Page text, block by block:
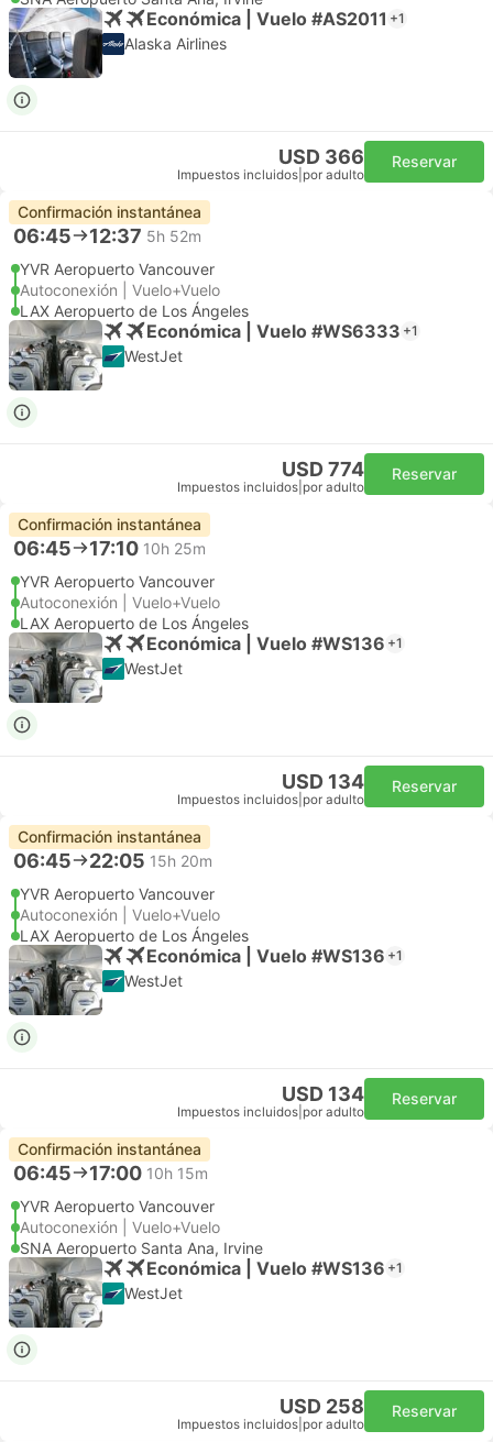
Económica | Vuelo #AS2011 +1
Alaska Airlines
USD 366
Impuestos incluidos por adulto
Reservar
Confirmación instantánea
06:45 12:37 5h 52m
YVR Aeropuerto Vancouver
Autoconexión | Vuelo+Vuelo
LAX Aeropuerto de Los Ángeles
Económica | Vuelo #WS6333 +1
WestJet
USD 774
Impuestos incluidos por adulto
Reservar
Confirmación instantánea
06:45 17:10 10h 25m
YVR Aeropuerto Vancouver
Autoconexión | Vuelo+Vuelo
LAX Aeropuerto de Los Ángeles
Económica | Vuelo #WS136 +1
WestJet
USD 134
Impuestos incluidos por adulto
Reservar
Confirmación instantánea
06:45 22:05 15h 20m
YVR Aeropuerto Vancouver
Autoconexión | Vuelo+Vuelo
LAX Aeropuerto de Los Ángeles
Económica | Vuelo #WS136 +1
WestJet
USD 134
Impuestos incluidos por adulto
Reservar
Confirmación instantánea
06:45 17:00 10h 15m
YVR Aeropuerto Vancouver
Autoconexión | Vuelo+Vuelo
SNA Aeropuerto Santa Ana, Irvine
Económica | Vuelo #WS136 +1
WestJet
USD 258
Impuestos incluidos por adulto
Reservar